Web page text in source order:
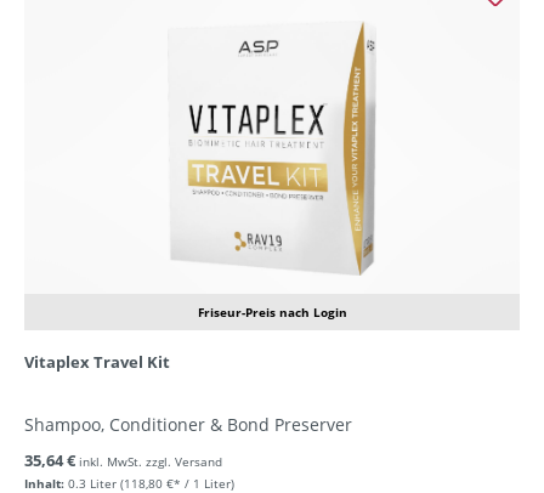
Friseur-Preis nach Login
Vitaplex Travel Kit
Shampoo, Conditioner & Bond Preserver
Inhalt: 0.3 Liter (118,80 €* / 1 Liter)
35,64 € inkl. MwSt. zzgl. Versand